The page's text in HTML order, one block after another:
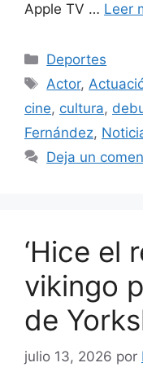
Apple TV … Leer
Categorías
Deportes
Etiquetas
Actor,
cine, cultura,
Fernández,
Deja un
‘Hice el
vikingo
de
julio 13, 2026 por